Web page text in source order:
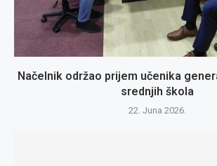
Načelnik održao prijem učenika
srednjih škola
22. Juna 2026.